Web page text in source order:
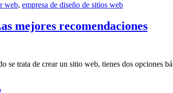
web, empresa de diseño de sitios web
mejores recomendaciones
se trata de crear un sitio web, tienes dos opciones